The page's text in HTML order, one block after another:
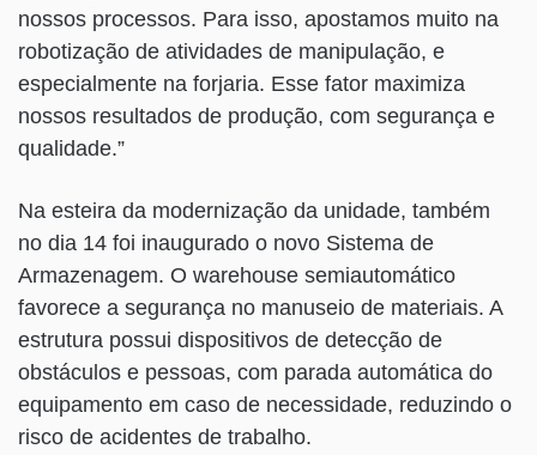
nossos processos. Para isso, apostamos muito na
robotização de atividades de manipulação, e
especialmente na forjaria. Esse fator maximiza
nossos resultados de produção, com segurança e
qualidade.”
Na esteira da modernização da unidade, também
no dia 14 foi inaugurado o novo Sistema de
Armazenagem. O warehouse semiautomático
favorece a segurança no manuseio de materiais. A
estrutura possui dispositivos de detecção de
obstáculos e pessoas, com parada automática do
equipamento em caso de necessidade, reduzindo o
risco de acidentes de trabalho.